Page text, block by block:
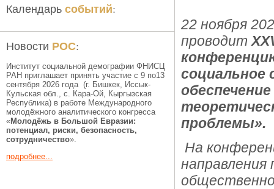
Календарь событий:
Новости РОС:
Институт социальной демографии ФНИСЦ
РАН приглашает принять участие с 9 по13
сентября 2026 года (г. Бишкек, Иссык-
Кульская обл., c. Кара-Ой, Кыргызская
Республика) в работе Международного
молодёжного аналитического конгресса
«Молодёжь в Большой Евразии:
потенциал, риски, безопасность,
сотрудничество».
подробнее...
22 ноября
проводит
социальное
проблемы».
На